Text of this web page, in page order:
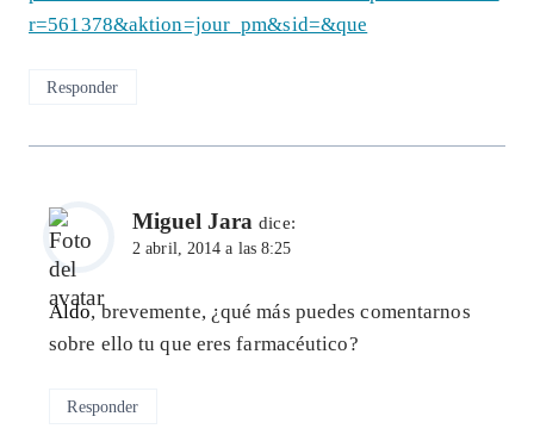
r=561378&aktion=jour_pm&sid=&que
Responder
Miguel Jara dice:
2 abril, 2014 a las 8:25
Aldo, brevemente, ¿qué más puedes comentarnos
sobre ello tu que eres farmacéutico?
Responder